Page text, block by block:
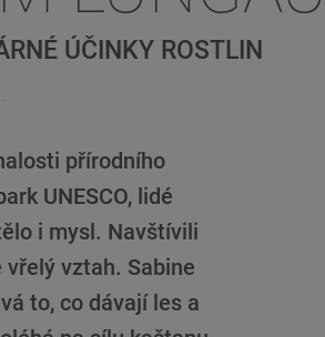
ÚČINKY ROSTLIN
přírodního
UNESCO, lidé
i mysl. Navštívili
vřelý vztah. Sabine
to, co dávají les a